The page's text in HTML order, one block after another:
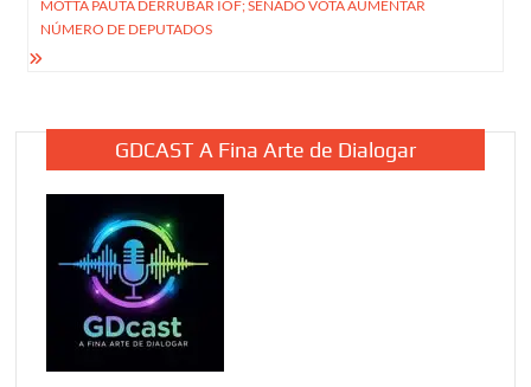
MOTTA PAUTA DERRUBAR IOF; SENADO VOTA AUMENTAR
NÚMERO DE DEPUTADOS
GDCAST A Fina Arte de Dialogar